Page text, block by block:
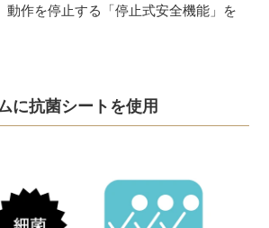
動作を停止する「停止式安全機能」を
に抗菌シートを使用